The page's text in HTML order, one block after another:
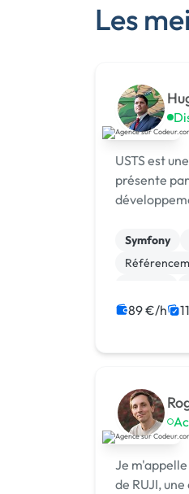
Les
USTS est
présente
Agréée CII,
MASQUÉE]
Symfony
Motion
89 €/h
Je
de RUJI,